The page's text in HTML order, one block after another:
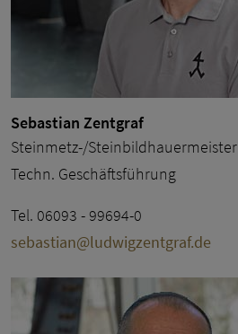
Sebastian Zentgraf
Steinmetz-/Steinbildhauermeister
Techn. Geschäftsführung
Tel. 06093 - 99694-0
sebastian@ludwigzentgraf.de